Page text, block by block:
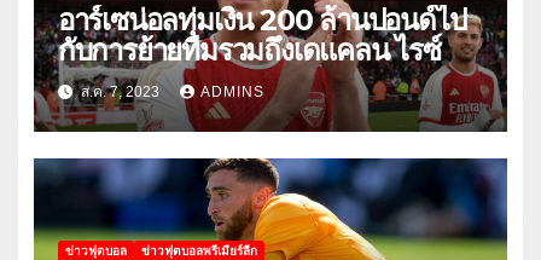
อาร์เซน่อลทุ่มเงิน 200 ล้านปอนด์ไป
กับการย้ายทีมรวมถึงเดแคลน ไรซ์
ส.ค. 7, 2023 ADMINS
ข่าวฟุตบอล ข่าวฟุตบอลพรีเมียร์ลีก